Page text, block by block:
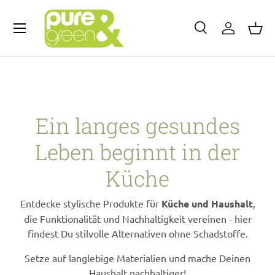
Direkt zum Inhalt
Suchen
Art
SucheEinloggen
Menü
Ein langes gesundes
Leben beginnt in der
Küche
Entdecke stylische Produkte für Küche und Haushalt,
die Funktionalität und Nachhaltigkeit vereinen - hier
findest Du stilvolle Alternativen ohne Schadstoffe.
Setze auf langlebige Materialien und mache Deinen
Haushalt nachhaltiger!